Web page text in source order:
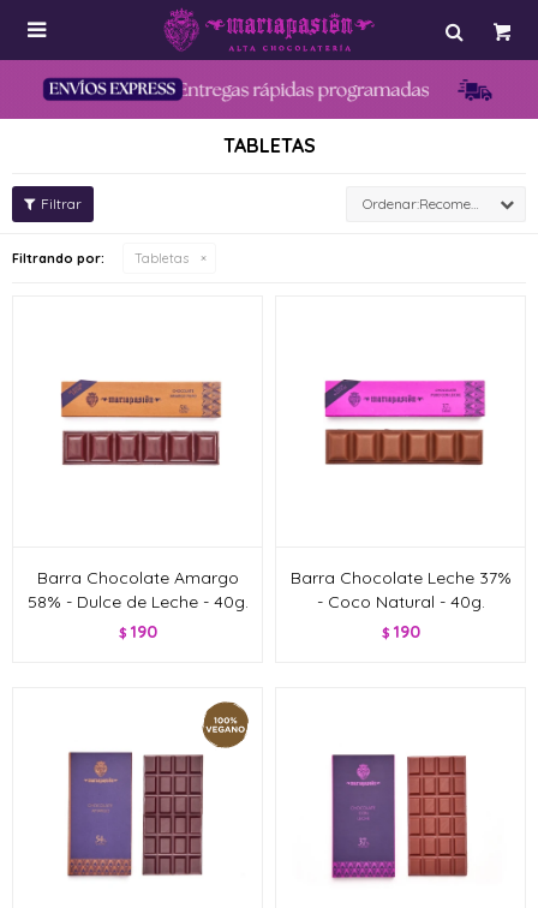

TABLETAS
Recomendados
Filtrando por: Tabletas
Barra Chocolate Amargo
58% - Dulce de Leche - 40g.
$ 190
Barra Chocolate Leche 37%
- Coco Natural - 40g.
$ 190